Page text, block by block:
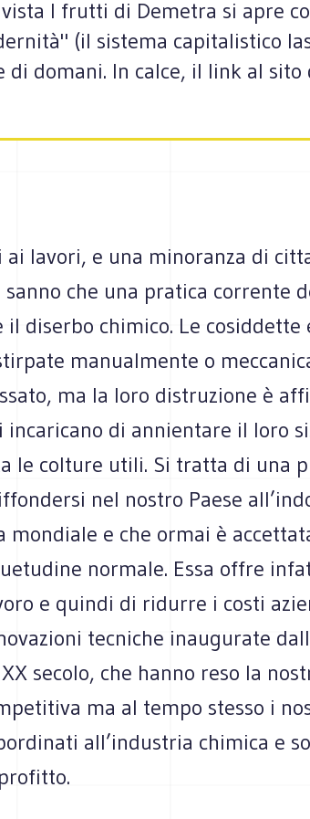
I frutti di Demetra si apre
(il sistema capitalistico
di domani. In calce, il link al
ai lavori, e una minoranza di
che una pratica corrente
il diserbo chimico. Le cosiddette
manualmente o
ma la loro distruzione è
incaricano di annientare il loro
le colture utili. Si tratta di una
nel nostro Paese
mondiale e che ormai è
normale. Essa offre
e quindi di ridurre i costi
tecniche inaugurate
secolo, che hanno reso la
ma al tempo stesso i
all’industria chimica e